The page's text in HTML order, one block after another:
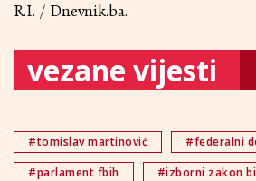
R.I. / Dnevnik.ba.
vezane vijesti
#tomislav martinović
#federalni
#parlament fbih
#izborni zakon